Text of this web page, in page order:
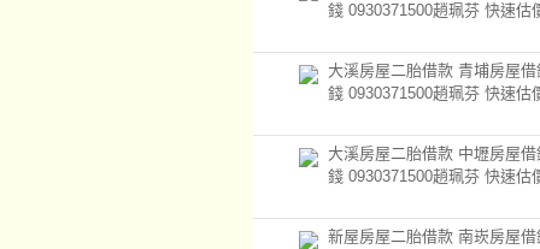
錢 0930371500趙珮芬 快速估
大溪房屋二胎借款 青埔房屋
錢 0930371500趙珮芬 快速估
大溪房屋二胎借款 中壢房屋
錢 0930371500趙珮芬 快速估
新屋房屋二胎借款 南崁房屋